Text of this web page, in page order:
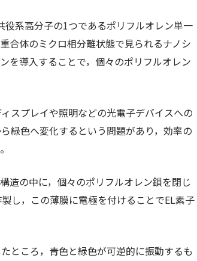
系高分子の1つであるポリフルオレン単一
合体のミクロ相分離状態で見られるナノシ
を導入することで，個々のポリフルオレン
スプレイや照明などの光電子デバイスへの
緑色へ変化するという問題があり，効率の
造の中に，個々のポリフルオレン鎖を閉じ
し，この薄膜に電極を付けることでEL素子
ところ，青色と緑色が可逆的に振動するも